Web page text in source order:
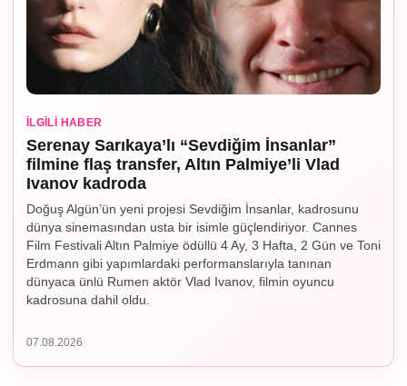
İLGILI HABER
Serenay Sarıkaya’lı “Sevdiğim İnsanlar”
filmine flaş transfer, Altın Palmiye’li Vlad
Ivanov kadroda
Doğuş Algün’ün yeni projesi Sevdiğim İnsanlar, kadrosunu
dünya sinemasından usta bir isimle güçlendiriyor. Cannes
Film Festivali Altın Palmiye ödüllü 4 Ay, 3 Hafta, 2 Gün ve Toni
Erdmann gibi yapımlardaki performanslarıyla tanınan
dünyaca ünlü Rumen aktör Vlad Ivanov, filmin oyuncu
kadrosuna dahil oldu.
07.08.2026